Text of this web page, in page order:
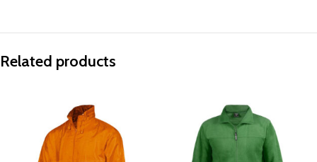
Related products